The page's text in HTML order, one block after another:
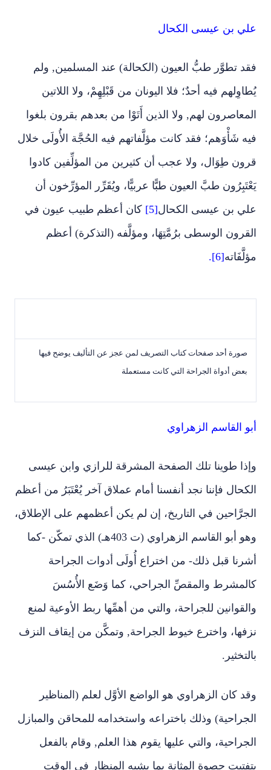
علي بن عيسى الكحال
فقد تطوَّر طبُّ العيون (الكحالة) عند المسلمين, ولم
يُطاوِلهم فيه أحدٌ؛ فلا اليونان من قَبْلِهِمْ، ولا اللاتين
المعاصرون لهم, ولا الذين أَتَوْا من بعدهم بقرون بلغوا
فيه شَأْوَهم؛ فقد كانت مؤلَّفاتهم فيه الحُجَّة الأُولَى خلال
قرون طِوَال، ولا عجب أن كثيرين من المؤلِّفين كادوا
يَعْتَبِرُون طبَّ العيون طبًّا عربيًّا، ويُقَرِّر المؤرِّخون أن
علي بن عيسى الكحال[5]
كان أعظم طبيب عيون في
القرون الوسطى برُمَّتِهَا، ومؤلَّفه (التذكرة) أعظم
مؤلَّفَاته[6].
صورة أحد صفحات كتاب التصريف لمن عجز عن التأليف يوضح فيها
بعض أدواة الجراحة التي كانت مستعملة
أبو القاسم الزهراوي
وإذا طوينا تلك الصفحة المشرقة للرازي وابن عيسى
الكحال فإننا نجد أنفسنا أمام عملاق آخر يُعْتَبَرُ من أعظم
الجرَّاحين في التاريخ، إن لم يكن أعظمهم على الإطلاق،
وهو أبو القاسم الزهراوي (ت 403هـ) الذي تمكّن -كما
أشرنا قبل ذلك- من اختراع أُولَى أدوات الجراحة
كالمشرط والمقصِّ الجراحي، كما وَضَع الأُسُسَ
والقوانين للجراحة، والتي من أهمِّها ربط الأوعية لمنع
نزفها، واخترع خيوط الجراحة, وتمكَّن من إيقاف النزف
بالتخثير.
وقد كان الزهراوي هو الواضع الأوَّل لعلم (المناظير
الجراحية) وذلك باختراعه واستخدامه للمحاقن والمبازل
الجراحية، والتي عليها يقوم هذا العلم, وقام بالفعل
بتفتيت حصوة المثانة بما يشبه المنظار في الوقت